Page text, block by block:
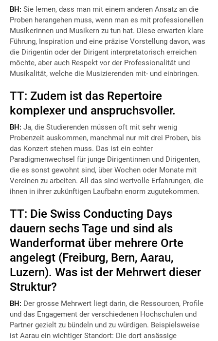
BH: Sie lernen, dass man mit einem anderen Ansatz an die
Proben herangehen muss, wenn man es mit professionellen
Musikerinnen und Musikern zu tun hat. Diese erwarten klare
Führung, Inspiration und eine präzise Vorstellung davon, was
die Dirigentin oder der Dirigent interpretatorisch erreichen
möchte, aber auch Respekt vor der Professionalität und
Musikalität, welche die Musizierenden mit- und einbringen.
TT: Zudem ist das Repertoire
komplexer und anspruchsvoller.
BH: Ja, die Studierenden müssen oft mit sehr wenig
Probenzeit auskommen, manchmal nur mit drei Proben, bis
das Konzert stehen muss. Das ist ein echter
Paradigmenwechsel für junge Dirigentinnen und Dirigenten,
die es sonst gewohnt sind, über Wochen oder Monate mit
Vereinen zu arbeiten. All das sind wertvolle Erfahrungen, die
ihnen in ihrer zukünftigen Laufbahn enorm zugutekommen.
TT: Die Swiss Conducting Days
dauern sechs Tage und sind als
Wanderformat über mehrere Orte
angelegt (Freiburg, Bern, Aarau,
Luzern). Was ist der Mehrwert dieser
Struktur?
BH: Der grosse Mehrwert liegt darin, die Ressourcen, Profile
und das Engagement der verschiedenen Hochschulen und
Partner gezielt zu bündeln und zu würdigen. Beispielsweise
ist Aarau ein wichtiger Standort: Die dort ansässige